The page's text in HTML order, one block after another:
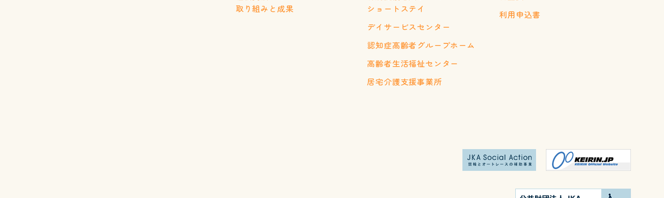
取り組みと成果
ショートステイ
デイサービスセンター
認知症高齢者グループホーム
高齢者生活福祉センター
居宅介護支援事業所
利用申込書